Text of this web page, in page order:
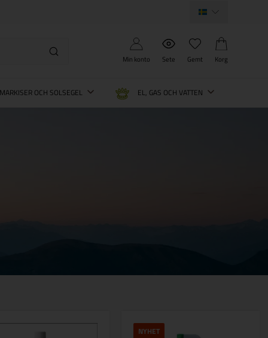
Min konto Sete Gemt Korg
MARKISER OCH SOLSEGEL EL, GAS OCH VATTEN
NYHET